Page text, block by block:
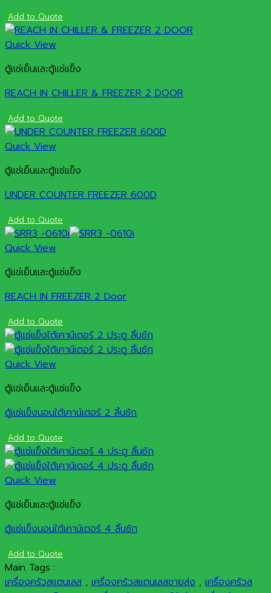
Add to Quote
Quick View
ตู้แช่เย็นและตู้แช่แข็ง
REACH IN CHILLER & FREEZER 2 DOOR
Add to Quote
Quick View
ตู้แช่เย็นและตู้แช่แข็ง
UNDER COUNTER FREEZER 600D
Add to Quote
Quick View
ตู้แช่เย็นและตู้แช่แข็ง
REACH IN FREEZER 2 Door
Add to Quote
Quick View
ตู้แช่เย็นและตู้แช่แข็ง
ตู้แช่แข็งนอนใต้เคาน์เตอร์ 2 ลิ้นชัก
Add to Quote
Quick View
ตู้แช่เย็นและตู้แช่แข็ง
ตู้แช่แข็งนอนใต้เคาน์เตอร์ 4 ลิ้นชัก
Add to Quote
Main Tags :
เครื่องครัวสแตนเลส , เครื่องครัวสแตนเลสขายส่ง , เครื่องครัวส